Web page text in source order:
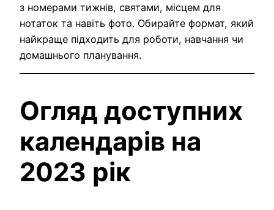
з номерами тижнів, святами, місцем для
нотаток та навіть фото. Обирайте формат, який
найкраще підходить для роботи, навчання чи
домашнього планування.
Огляд доступних
календарів на
2023 рік